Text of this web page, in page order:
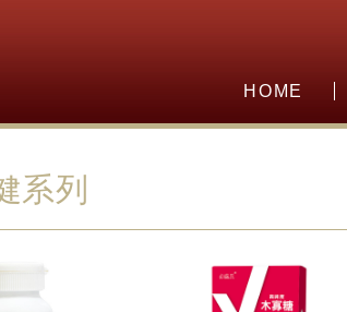
HOME
系列